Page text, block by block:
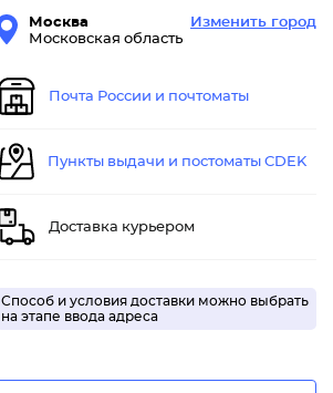
Москва
Московская область
Изменить город
Почта России и почтоматы
Пункты выдачи и постоматы CDEK
Доставка курьером
Способ и условия доставки можно выбрать
на этапе ввода адреса